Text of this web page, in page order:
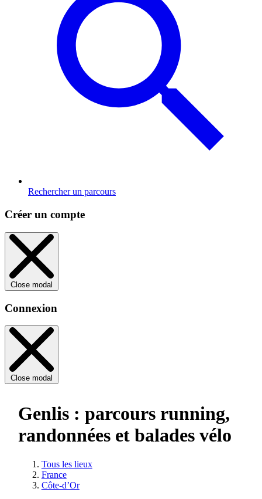
Rechercher un parcours
Créer un compte
Close modal
Connexion
Close modal
Genlis : parcours running,
randonnées et balades vélo
Tous les lieux
France
Côte-d’Or